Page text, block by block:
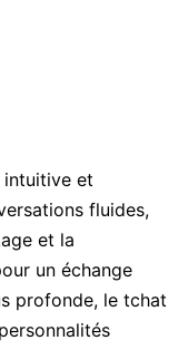
intuitive et
fluides,
et la
un échange
profonde, le tchat